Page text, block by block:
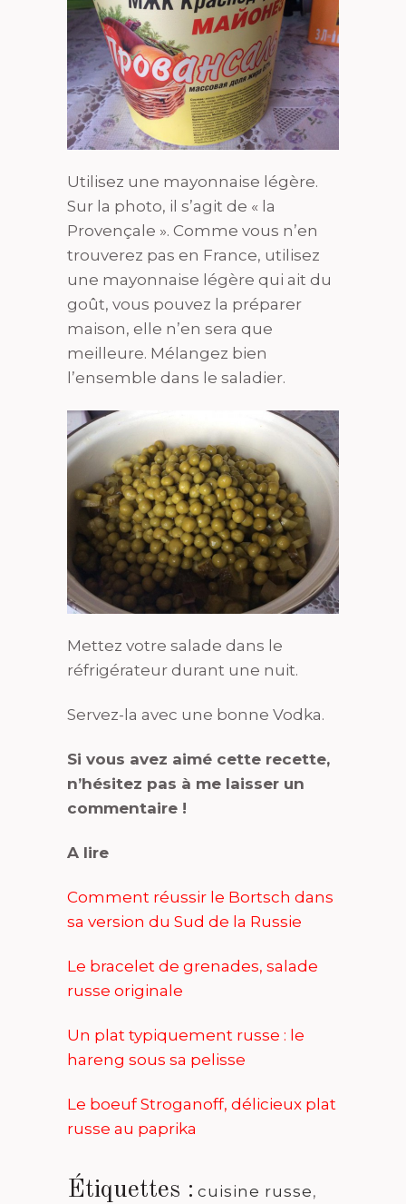
Utilisez une mayonnaise légère.
Sur la photo, il s’agit de « la
Provençale ». Comme vous n’en
trouverez pas en France, utilisez
une mayonnaise légère qui ait du
goût, vous pouvez la préparer
maison, elle n’en sera que
meilleure. Mélangez bien
l’ensemble dans le saladier.
Mettez votre salade dans le
réfrigérateur durant une nuit.
Servez-la avec une bonne Vodka.
Si vous avez aimé cette recette,
n’hésitez pas à me laisser un
commentaire !
A lire
Comment réussir le Bortsch dans
sa version du Sud de la Russie
Le bracelet de grenades, salade
russe originale
Un plat typiquement russe : le
hareng sous sa pelisse
Le boeuf Stroganoff, délicieux plat
russe au paprika
Étiquettes : cuisine russe,